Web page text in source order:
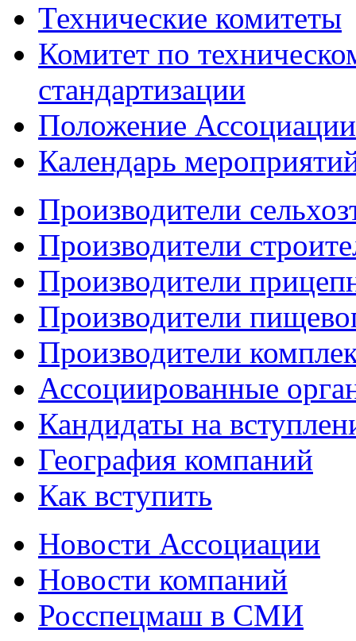
Технические комитеты
Комитет по
стандартизации
Положение
Календарь
Производители
Производители
Производители
Производители
Производители
Ассоциированные
Кандидаты на
География компаний
Как вступить
Новости Ассоциации
Новости компаний
Росспецмаш в СМИ